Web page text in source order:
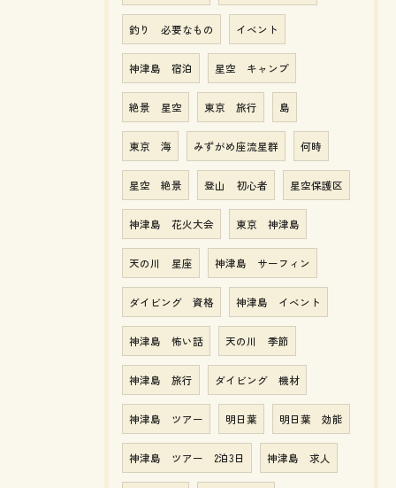
釣り 必要なもの イベント
神津島 宿泊 星空 キャンプ
絶景 星空 東京 旅行 島
東京 海 みずがめ座流星群 何時
星空 絶景 登山 初心者 星空保護区
神津島 花火大会 東京 神津島
天の川 星座 神津島 サーフィン
ダイビング 資格 神津島 イベント
神津島 怖い話 天の川 季節
神津島 旅行 ダイビング 機材
神津島 ツアー 明日葉 明日葉 効能
神津島 ツアー 2泊3日 神津島 求人